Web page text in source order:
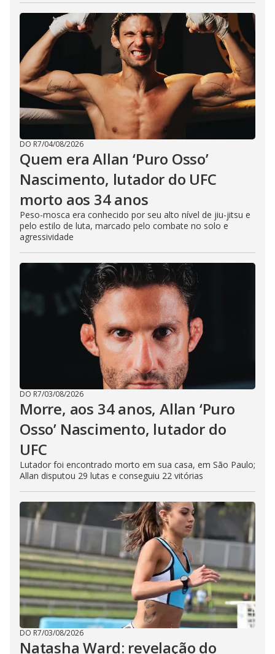
DO R7/04/08/2026
Quem era Allan ‘Puro Osso’
Nascimento, lutador do UFC
morto aos 34 anos
Peso-mosca era conhecido por seu alto nível de jiu-jitsu e
pelo estilo de luta, marcado pelo combate no solo e
agressividade
DO R7/03/08/2026
Morre, aos 34 anos, Allan ‘Puro
Osso’ Nascimento, lutador do
UFC
Lutador foi encontrado morto em sua casa, em São Paulo;
Allan disputou 29 lutas e conseguiu 22 vitórias
DO R7/03/08/2026
Natasha Ward: revelação do